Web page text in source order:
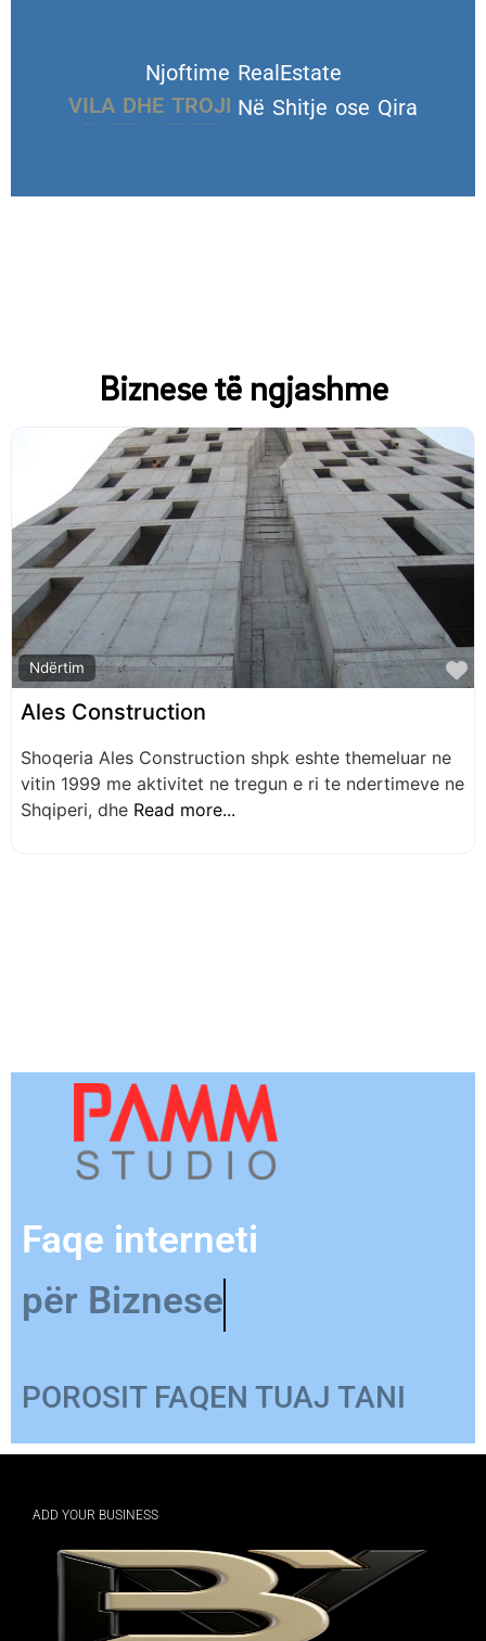
Njoftime RealEstate
VILA DHE TROJE
Biznese të ngjashme
Ndërtim
Ales Construction
Shoqeria Ales Construction shpk eshte themeluar ne
vitin 1999 me aktivitet ne tregun e ri te ndertimeve ne
Faqe interneti